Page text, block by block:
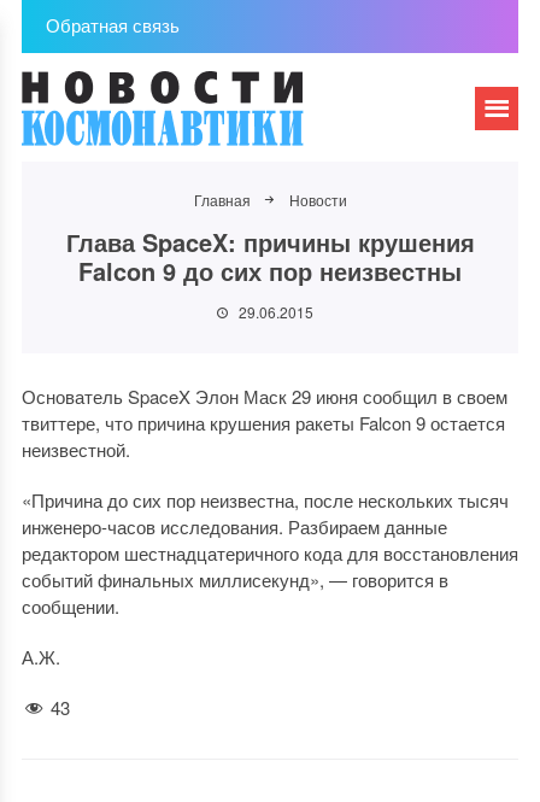
Обратная связь
Главная Новости
Глава SpaceX: причины крушения
Falcon 9 до сих пор неизвестны
29.06.2015
Основатель SpaceX Элон Маск 29 июня сообщил в своем
твиттере, что причина крушения ракеты Falcon 9 остается
неизвестной.
«Причина до сих пор неизвестна, после нескольких тысяч
инженеро-часов исследования. Разбираем данные
редактором шестнадцатеричного кода для восстановления
событий финальных миллисекунд», — говорится в
сообщении.
А.Ж.
43